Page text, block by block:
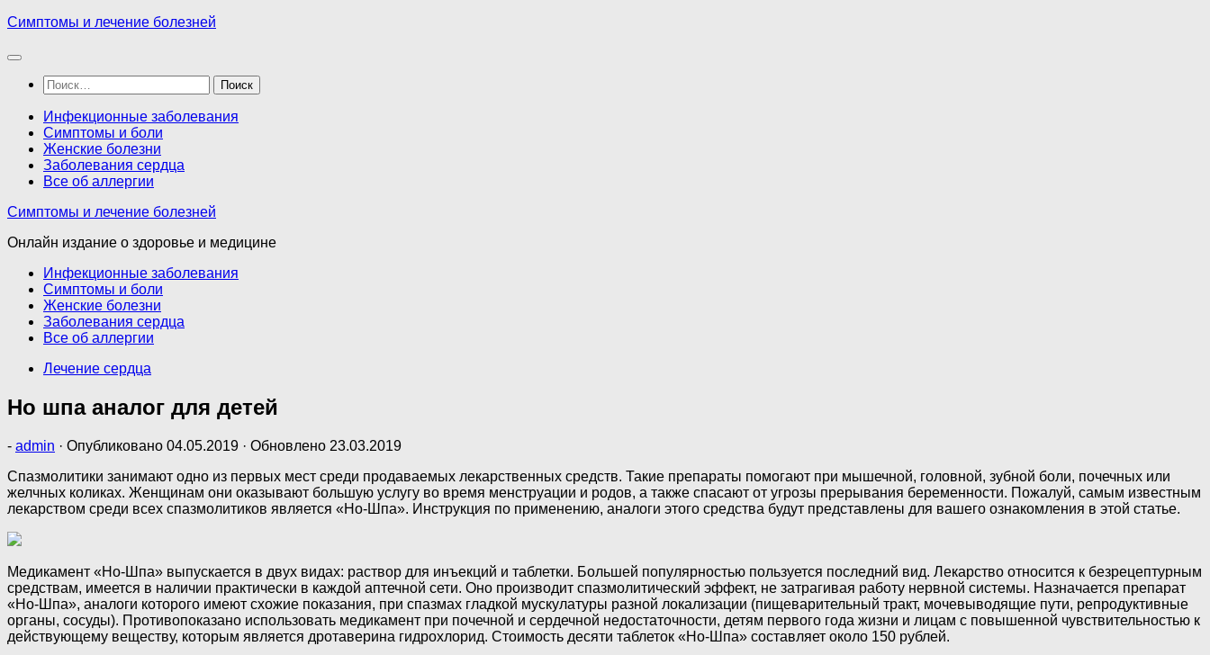
Перейти
содержимому
Симптомы и лечение болезней
Найти:
Инфекционные заболевания
Симптомы и боли
Женские болезни
Заболевания сердца
Все об аллергии
Симптомы и лечение болезней
Онлайн издание о здоровье и медицине
Инфекционные заболевания
Симптомы и боли
Женские болезни
Заболевания сердца
Все об аллергии
Лечение сердца
Но шпа аналог для детей
- admin · Опубликовано 04.05.2019 · Обновлено 23.03.2019
Спазмолитики занимают одно из первых мест среди продаваемых лекарственных средств. Такие препараты помогают при мышечной, головной, зубной боли, почечных или
желчных коликах. Женщинам они оказывают большую услугу во время менструации и родов, а также спасают от угрозы прерывания беременности. Пожалуй, самым известным
лекарством среди всех спазмолитиков является «Но-Шпа». Инструкция по применению, аналоги этого средства будут представлены для вашего ознакомления в этой статье.
Медикамент «Но-Шпа» выпускается в двух видах: раствор для инъекций и таблетки. Большей популярностью пользуется последний вид. Лекарство относится к безрецептурным
средствам, имеется в наличии практически в каждой аптечной сети. Оно производит спазмолитический эффект, не затрагивая работу нервной системы. Назначается препарат
«Но-Шпа», аналоги которого имеют схожие показания, при спазмах гладкой мускулатуры разной локализации (пищеварительный тракт, мочевыводящие пути, репродуктивные
органы, сосуды). Противопоказано использовать медикамент при почечной и сердечной недостаточности, детям первого года жизни и лицам с повышенной чувствительностью к
действующему веществу, которым является дротаверина гидрохлорид. Стоимость десяти таблеток «Но-Шпа» составляет около 150 рублей.